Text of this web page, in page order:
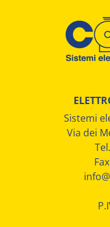
Sistemi
Via dei